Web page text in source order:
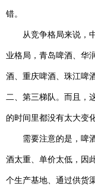
错。
从竞争格局来说，中
业格局，青岛啤酒、华
酒、重庆啤酒、珠江啤
二、第三梯队。而且，
的时间里都没有太大变化
需要注意的是，啤酒
酒太重、单价太低，因
个生产基地、通过供货